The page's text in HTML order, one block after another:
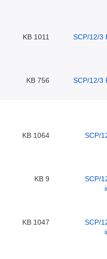
1011 KB
756 KB
1064 KB
9 KB
1047 KB